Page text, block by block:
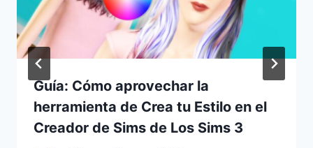
Guía: Cómo aprovechar la
herramienta de Crea tu Estilo en el
Creador de Sims de Los Sims 3